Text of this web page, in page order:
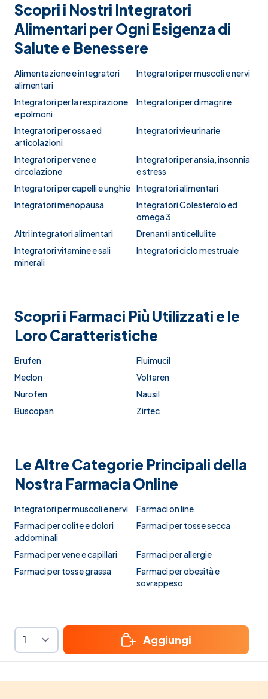
Scopri i Nostri Integratori
Alimentari per Ogni Esigenza di
Salute e Benessere
Alimentazione e integratori
alimentari
Integratori per muscoli e nervi
Integratori per la respirazione
e polmoni
Integratori per dimagrire
Integratori per ossa ed
articolazioni
Integratori vie urinarie
Integratori per vene e
circolazione
Integratori per ansia, insonnia
e stress
Integratori per capelli e unghie Integratori alimentari
Integratori menopausa
Integratori Colesterolo ed
omega 3
Altri integratori alimentari
Drenanti anticellulite
Integratori vitamine e sali
minerali
Integratori ciclo mestruale
Scopri i Farmaci Più Utilizzati e le
Loro Caratteristiche
Brufen
Fluimucil
Meclon
Voltaren
Nurofen
Nausil
Buscopan
Zirtec
Le Altre Categorie Principali della
Nostra Farmacia Online
Integratori per muscoli e nervi
Farmaci on line
Farmaci per colite e dolori
addominali
Farmaci per tosse secca
Farmaci per vene e capillari
Farmaci per allergie
Farmaci per tosse grassa
Farmaci per obesità e
sovrappeso
Aggiungi